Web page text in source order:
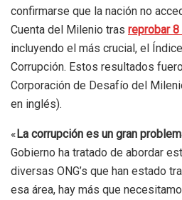
confirmarse que la nación no
Cuenta del Milenio tras reprobar
incluyendo el más crucial, el
Corrupción. Estos resultados
Corporación de Desafío del
en inglés).
«La corrupción es un gran
Gobierno ha tratado de abordar
diversas ONG’s que han estado
esa área, hay más que